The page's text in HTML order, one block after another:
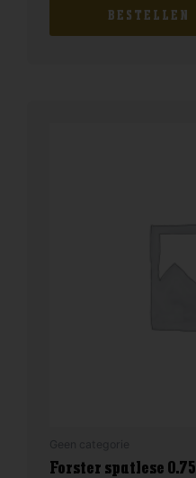
BESTELLEN
Forster spatlese 0.75